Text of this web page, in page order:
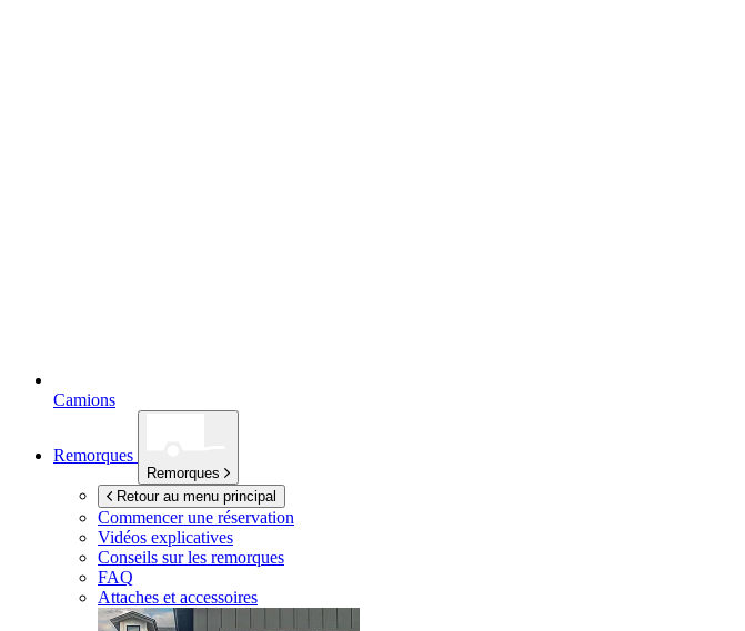
Camions
Remorques
Remorques
Retour au menu principal
Commencer une réservation
Vidéos explicatives
Conseils sur les remorques
FAQ
Attaches et accessoires